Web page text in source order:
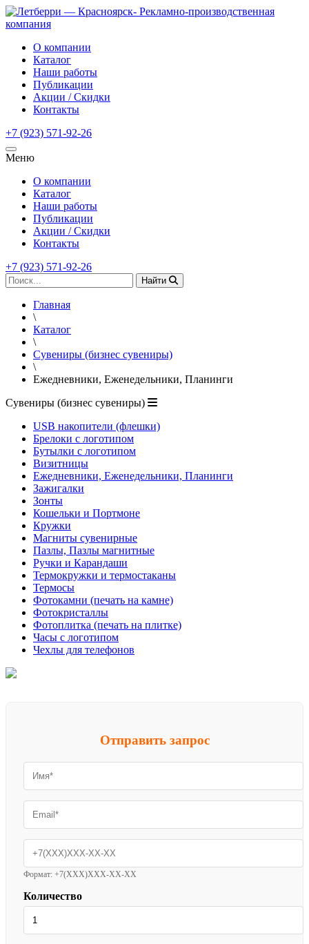
О компании
Каталог
Наши работы
Публикации
Акции / Скидки
Контакты
+7 (923) 571-92-26
Меню
О компании
Каталог
Наши работы
Публикации
Акции / Скидки
Контакты
+7 (923) 571-92-26
Найти
Главная
\
Каталог
\
Сувениры (бизнес сувениры)
\
Ежедневники, Еженедельники, Планинги
Сувениры (бизнес сувениры)
USB накопители (флешки)
Брелоки с логотипом
Бутылки с логотипом
Визитницы
Ежедневники, Еженедельники, Планинги
Зажигалки
Зонты
Кошельки и Портмоне
Кружки
Магниты сувенирные
Пазлы, Пазлы магнитные
Ручки и Карандаши
Термокружки и термостаканы
Термосы
Фотокамни (печать на камне)
Фотокристаллы
Фотоплитка (печать на плитке)
Часы с логотипом
Чехлы для телефонов
Отправить запрос
Формат: +7(XXX)XXX-XX-XX
Количество